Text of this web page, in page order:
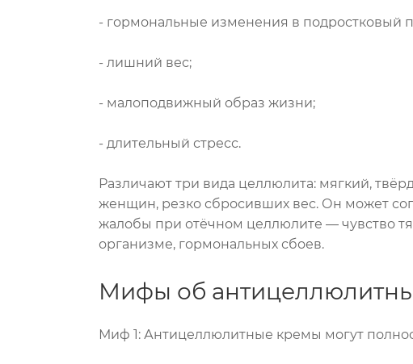
- гормональные изменения в подростковый
- лишний вес;
- малоподвижный образ жизни;
- длительный стресс.
Различают три вида целлюлита: мягкий,
женщин, резко сбросивших вес. Он может
жалобы при отёчном целлюлите — чувство
организме, гормональных сбоев.
Мифы об
Миф 1: Антицеллюлитные кремы могут